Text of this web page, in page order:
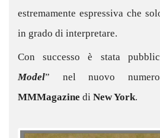
estremamente espressiva che
in grado di interpretare.
Con successo è stata
Model” nel nuovo
MMMagazine di New York.